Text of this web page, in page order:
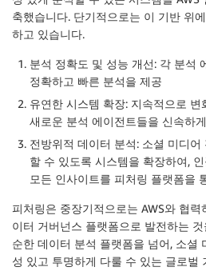
축했습니다. 단기적으로는 이 기반 위
하고 있습니다.
분석 정확도 및 성능 개선: 각 분석
정확하고 빠른 분석을 제공
유연한 시스템 확장: 지속적으로
새로운 분석 에이전트들을 신속하
전방위적 데이터 분석: 소셜 미디
할 수 있도록 시스템을 확장하여,
모든 인사이트를 피처링 플랫폼을
피처링은 중장기적으로는 AWS와 협
이터 거버넌스 플랫폼으로 발전하는
순한 데이터 분석 플랫폼을 넘어, 소셜
성 있고 투명하게 다룰 수 있는 글로벌